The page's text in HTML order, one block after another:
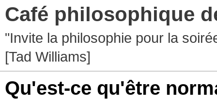
Café philosophique
"Invite la philosophie pour la
[Tad Williams]
Qu'est-ce qu'être